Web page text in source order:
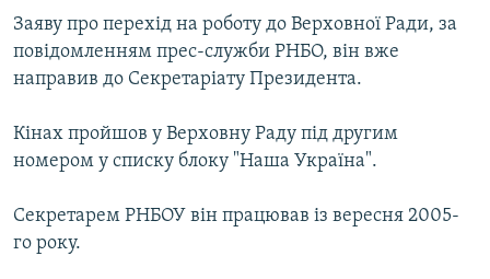
СПОРТ
ТИ ЯК?
СХЕМИ
МУЛЬТИМЕДІА
СПЕЦПРОЄКТИ
Заяву про перехід на роботу до Верховної Ради, за
повідомленням прес-служби РНБО, він вже
направив до Секретаріату Президента.
Кінах пройшов у Верховну Раду під другим
номером у списку блоку "Наша Україна".
Секретарем РНБОУ він працював із вересня 2005-
го року.